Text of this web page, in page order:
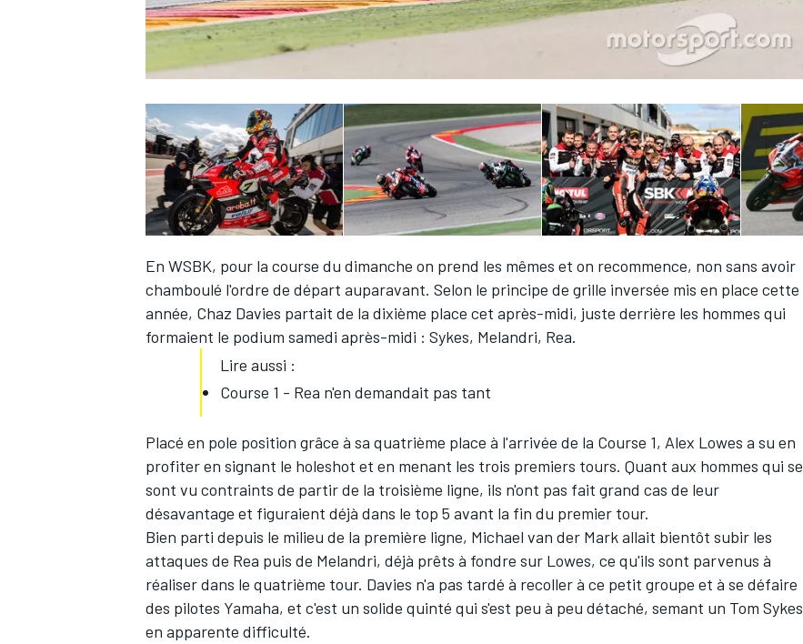
En WSBK, pour la course du dimanche on prend les mêmes et on recommence, non sans avoir
chamboulé l'ordre de départ auparavant. Selon le principe de grille inversée mis en place cette
année, Chaz Davies partait de la dixième place cet après-midi, juste derrière les hommes qui
formaient le podium samedi après-midi : Sykes, Melandri, Rea.
Lire aussi :
Course 1 - Rea n'en demandait pas tant
Placé en pole position grâce à sa quatrième place à l'arrivée de la Course 1, Alex Lowes a su en
profiter en signant le holeshot et en menant les trois premiers tours. Quant aux hommes qui se
sont vu contraints de partir de la troisième ligne, ils n'ont pas fait grand cas de leur
désavantage et figuraient déjà dans le top 5 avant la fin du premier tour.
Bien parti depuis le milieu de la première ligne, Michael van der Mark allait bientôt subir les
attaques de Rea puis de Melandri, déjà prêts à fondre sur Lowes, ce qu'ils sont parvenus à
réaliser dans le quatrième tour. Davies n'a pas tardé à recoller à ce petit groupe et à se défaire
des pilotes Yamaha, et c'est un solide quinté qui s'est peu à peu détaché, semant un Tom Sykes
en apparente difficulté.